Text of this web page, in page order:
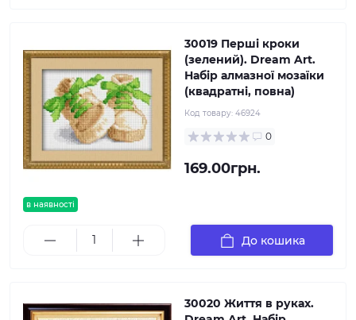
в наявності
30019 Перші кроки
(зелений). Dream Art.
Набір алмазної мозаїки
(квадратні, повна)
Код товару: 46924
0
169.00грн.
До кошика
30020 Життя в руках.